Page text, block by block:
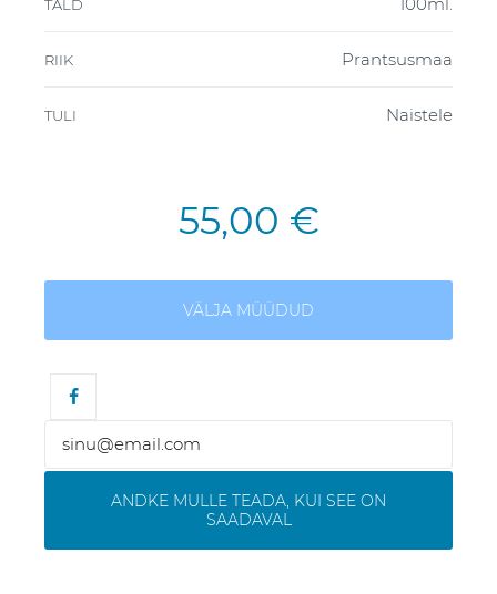
TALD
RIIK Prantsusmaa
TULI Naistele
55,00 €
VÄLJA MÜÜDUD
ANDKE MULLE TEADA, KUI SEE ON
SAADAVAL